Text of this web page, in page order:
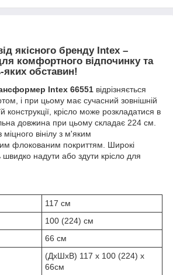
якісного бренду Intex –
комфортного відпочинку та
яких обставин!
Intex 66551 відрізняється
і при цьому має сучасний зовнішній
конструкції, крісло може розкладатися в
довжина при цьому складає 224 см.
міцного вінілу з м'яким
флокованим покриттям. Широкі
надути або здути крісло для
117 см
100 (224) см
66 см
(ДxШxВ) 117 x 100 (224) x
66см